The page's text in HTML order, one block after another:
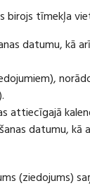
birojs tīmekļa
datumu, kā
attiecīgajā
datumu, kā
(ziedojums)